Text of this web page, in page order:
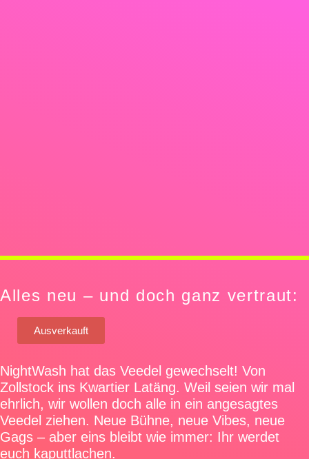
Alles neu – und doch ganz vertraut:
Ausverkauft
NightWash hat das Veedel gewechselt! Von
Zollstock ins Kwartier Latäng. Weil seien wir mal
ehrlich, wir wollen doch alle in ein angesagtes
Veedel ziehen. Neue Bühne, neue Vibes, neue
Gags – aber eins bleibt wie immer: Ihr werdet
euch kaputtlachen.